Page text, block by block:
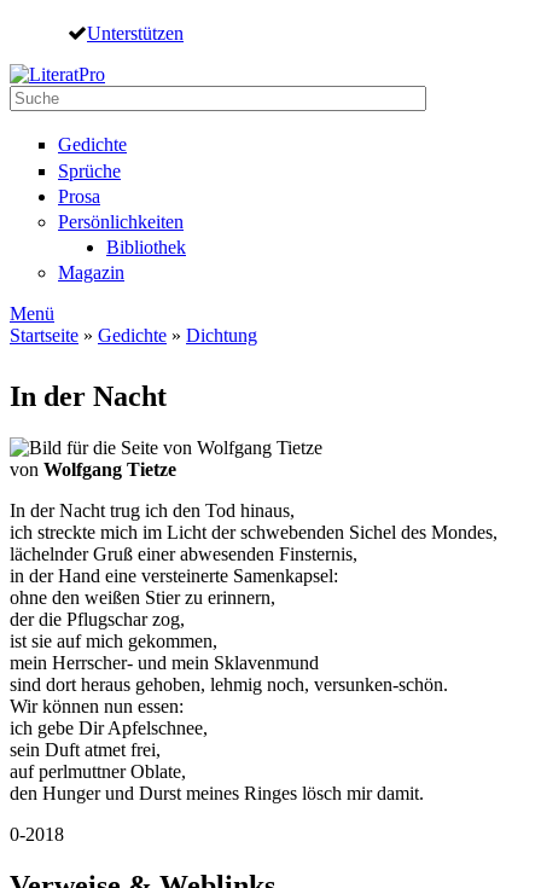
Direkt zum Inhalt
Unterstützen
Suche
Gedichte
Sprüche
Prosa
Persönlichkeiten
Bibliothek
Magazin
Menü
Startseite » Gedichte » Dichtung
In der Nacht
von Wolfgang Tietze
In der Nacht trug ich den Tod hinaus,
ich streckte mich im Licht der schwebenden Sichel des Mondes,
lächelnder Gruß einer abwesenden Finsternis,
in der Hand eine versteinerte Samenkapsel:
ohne den weißen Stier zu erinnern,
der die Pflugschar zog,
ist sie auf mich gekommen,
mein Herrscher- und mein Sklavenmund
sind dort heraus gehoben, lehmig noch, versunken-schön.
Wir können nun essen:
ich gebe Dir Apfelschnee,
sein Duft atmet frei,
auf perlmuttner Oblate,
den Hunger und Durst meines Ringes lösch mir damit.
0-2018